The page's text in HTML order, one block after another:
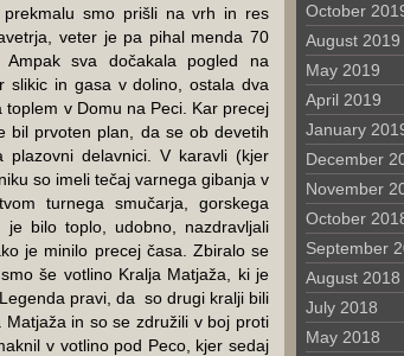
smo prišli na vrh in res
veter je pa pihal menda 70
sva dočakala pogled na
slikic in gasa v dolino, ostala dva
v Domu na Peci. Kar precej
bil prvoten plan, da se ob devetih
plazovni delavnici. V karavli (kjer
so imeli tečaj varnega gibanja v
turnega smučarja, gorskega
bilo toplo, udobno, nazdravljali
je minilo precej časa. Zbiralo se
še votlino Kralja Matjaža, ki je
pravi, da so drugi kralji bili
in so se združili v boj proti
v votlino pod Peco, kjer sedaj
October
August 2019
May 2019
April 2019
January
December
November
October
September
August 2018
July 2018
May 2018